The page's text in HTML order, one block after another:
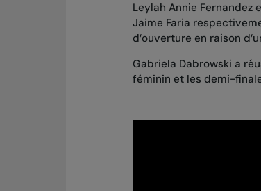
Leylah Annie Fernandez
Jaime Faria
d’ouverture en raison
Gabriela Dabrowski a
féminin et les demi-